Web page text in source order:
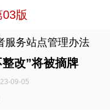
版
服务站点管理办法
改”将被摘牌
09-05